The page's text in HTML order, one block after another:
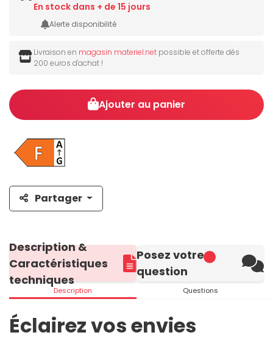
En stock dans + de 15 jours
Alerte disponibilité
Livraison en magasin materiel.net possible et offerte dès
200 euros d'achat !
Ajouter au panier
Partager
Description &
Caractéristiques
techniques
Description
Posez votre
question
Questions
Éclairez vos envies